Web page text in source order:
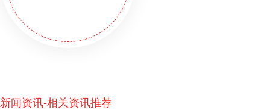
新闻资讯-相关资讯推荐